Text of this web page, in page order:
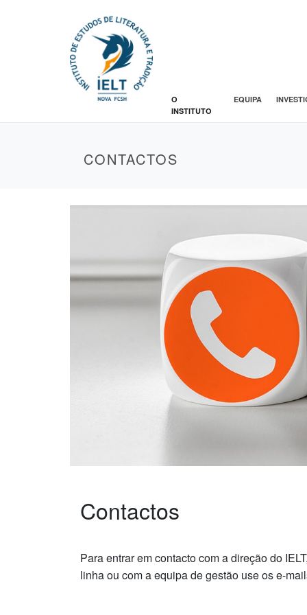
O
INSTITUTO
EQUIPA
CONTACTOS
Contactos
Para entrar em contacto com a direção do
linha ou com a equipa de gestão use os e-